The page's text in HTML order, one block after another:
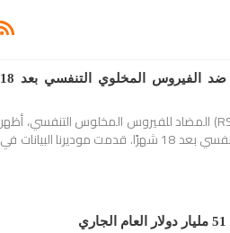
«موديرنا»: لقاح كورونا أظهر فعالية بنسبة 50% ضد الفيروس المخلوي التنفسي بعد 18
قالت شركة الأدوية الأمريكية موديرنا، إن لقاح كورونا (RSV) المضاد للفيروس المخلوس التنفسي، أظهر
فعالية بنسبة 50٪ في الوقاية من الفيروس المخلوي التنفسي بعد 18 شهرًا. قدمت موديرنا البيانات في